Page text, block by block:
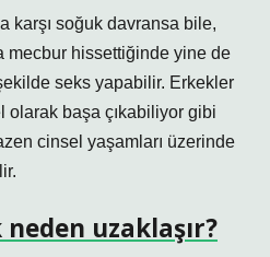
karşı soğuk davransa bile,
mecbur hissettiğinde yine de
seks yapabilir. Erkekler
olarak başa çıkabiliyor gibi
cinsel yaşamları üzerinde
uzaklaşır?